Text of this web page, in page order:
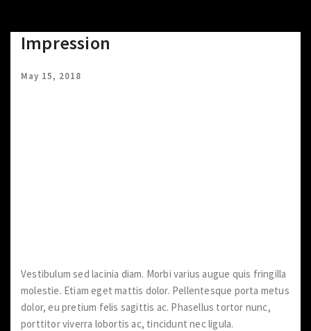
Impression
May 15, 2018
Vestibulum sed lacinia diam. Morbi varius augue quis fringilla
molestie. Etiam eget mattis dolor. Pellentesque porta metus
dolor, eu pretium felis sagittis ac. Phasellus tortor nunc,
porttitor viverra lobortis ac, tincidunt nec ligula.